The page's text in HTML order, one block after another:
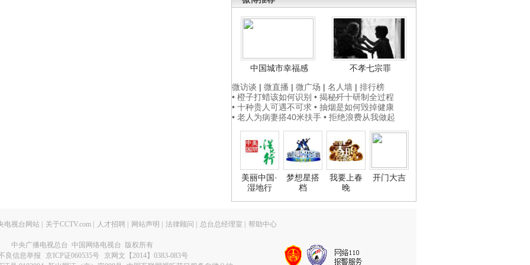
中国城市幸福感
不孝七宗罪
微访谈 | 微直播 | 微广场 | 名人墙 | 排行榜
• 橙子打蜡该如何识别 • 揭秘歼十研制全过程
• 十种贵人可遇不可求 • 抽烟是如何毁掉健康
• 老人为病妻搭40米扶手 • 拒绝浪费从我做起
美丽中国·
湿地行
梦想星搭
档
我要上春
晚
开门大吉
电视台网站 关于CCTV.com 人才招聘 网站声明 法律顾问 总台总经理室 帮助中心
中央广播电视总台 中国网络电视台 版权所有
良信息举报
京ICP证060535号
京网文【2014】0383-083号